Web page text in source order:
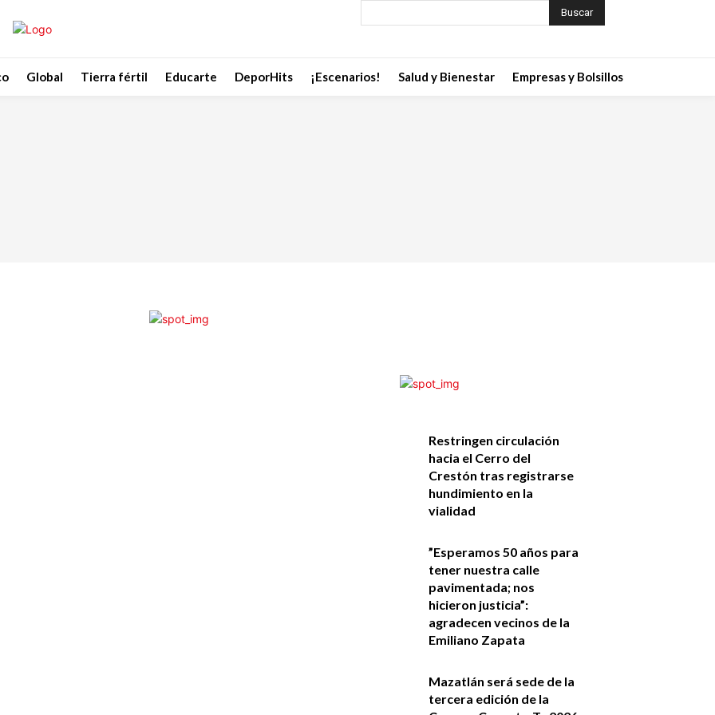
Buscar
Global Tierra fértil Educarte DeporHits ¡Escenarios! Salud y Bienestar Empresas y Bolsillos
Restringen circulación
hacia el Cerro del
Crestón tras registrarse
hundimiento en la
vialidad
”Esperamos 50 años para
tener nuestra calle
pavimentada; nos
hicieron justicia”:
agradecen vecinos de la
Emiliano Zapata
Mazatlán será sede de la
tercera edición de la